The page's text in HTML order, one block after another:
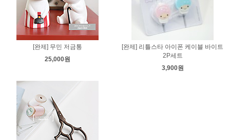
[완제] 무민 저금통
25,000원
[완제] 리틀스타 아이폰 케이블 바이트
2P세트
3,900원